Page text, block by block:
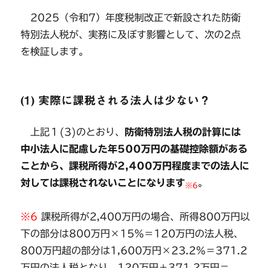
2025（令和7）年度税制改正で新設された防衛
特別法人税が、実務に及ぼす影響として、次の2点
を検証します。
(1) 実際に課税される法人は少ない？
上記１(3)のとおり、
防衛特別法人税の計算には
中小法人に配慮した年500万円の基礎控除額がある
ことから、課税所得が2,400万円程度までの法人に
対しては課税されないことになります※6。
※6 課税所得が2,400万円の場合、所得800万円以
下の部分は800万円×15％＝120万円の法人税、
800万円超の部分は1,600万円×23.2％＝371.2